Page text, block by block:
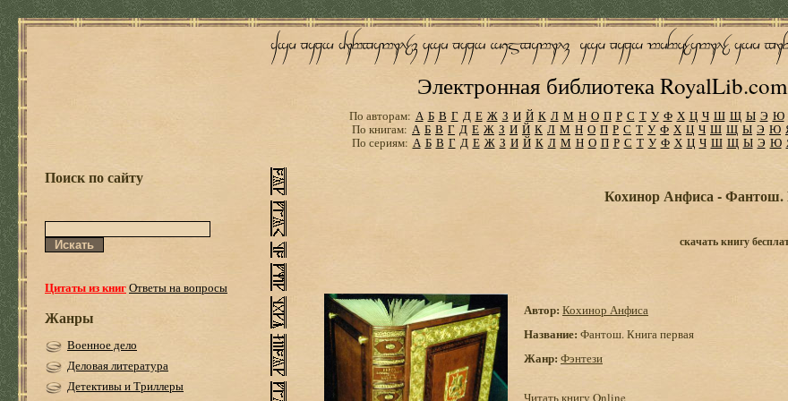
Электронная библиотека RoyalLib.com
По авторам: А Б В Г Д Е Ж З И Й К Л М Н О П Р С Т У Ф Х Ц Ч Ш Щ Ы Э Ю
По книгам: А Б В Г Д Е Ж З И Й К Л М Н О П Р С Т У Ф Х Ц Ч Ш Щ Ы Э Ю
По сериям: А Б В Г Д Е Ж З И Й К Л М Н О П Р С Т У Ф Х Ц Ч Ш Щ Ы Э Ю
Поиск по сайту
Цитаты из книгОтветы на вопросы
Жанры
Военное дело
Деловая литература
Детективы и Триллеры
Кохинор Анфиса - Фантош.
скачать книгу
Автор: Кохинор Анфиса
Название: Фантош. Книга первая
Жанр: Фэнтези
Читать книгу Online